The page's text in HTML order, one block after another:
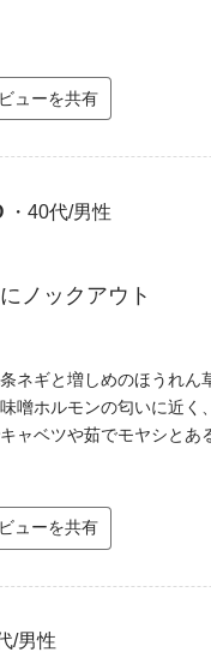
ューを共有
・40代/男性
ノックアウト
ネギと増しめのほうれ
噌ホルモンの匂いに近
ャベツや茹でモヤシとあ
ューを共有
/男性